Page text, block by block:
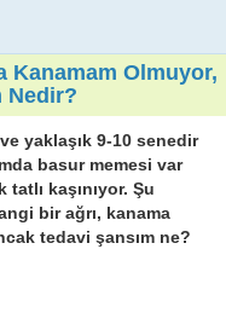
Kanamam Olmuyor,
Nedir?
yaklaşık 9-10 senedir
basur memesi var
kaşınıyor. Şu
bir ağrı, kanama
tedavi şansım ne?